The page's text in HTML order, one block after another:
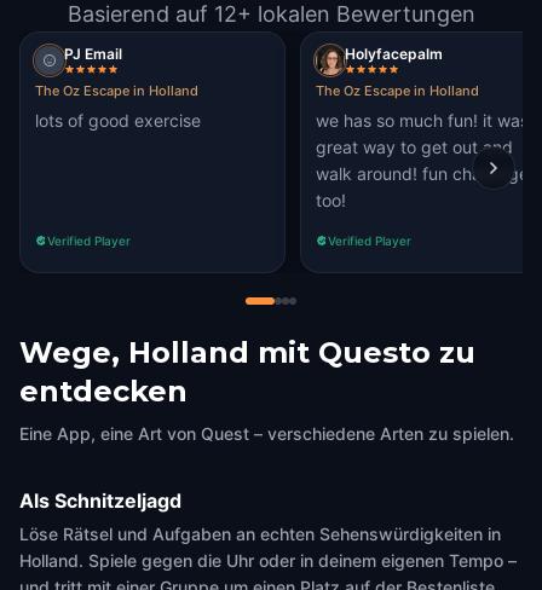
Basierend auf 12+ lokalen Bewertungen
PJ Email
The Oz Escape in Holland
lots of good exercise
Verified Player
Holyfacepalm
The Oz Escape in Holland
we has so much fun! it was a
great way to get out and
walk around! fun challenges
too!
Verified Player
Wege, Holland mit Questo zu
entdecken
Eine App, eine Art von Quest – verschiedene Arten zu spielen.
Als Schnitzeljagd
Löse Rätsel und Aufgaben an echten Sehenswürdigkeiten in
Holland. Spiele gegen die Uhr oder in deinem eigenen Tempo –